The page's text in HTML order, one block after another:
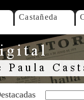
Castañeda